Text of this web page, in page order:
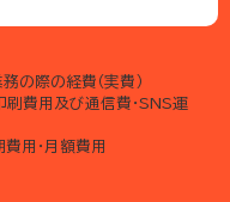
の際の経費（実費）
刷費用及び通信費・SNS運
用・月額費用